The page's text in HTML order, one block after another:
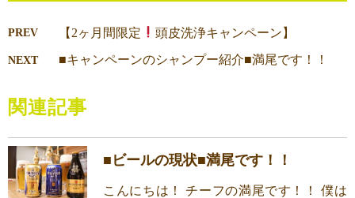
PREV 【2ヶ月間限定 頭皮洗浄キャンペーン】
NEXT ■キャンペーンのシャンプー紹介■満尾です！！
関連記事
■ビールの現状■満尾です！！
こんにちは！ チーフの満尾です！！ 僕は